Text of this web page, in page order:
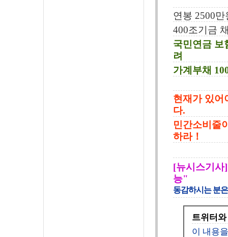
연봉 2500
400조기금
국민연금 보
려
가계부채
현재가 있어
다.
민간소비줄
하라！
[뉴시스기사
능"
동감하시는 분
트위터
이 내용